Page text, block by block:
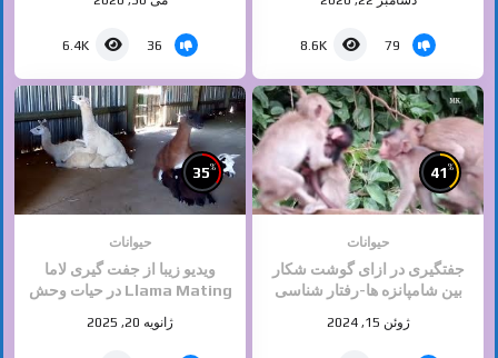
79
8.6K
36
6.4K
41%
حیوانات
جفتگیری در ازای گوشت شکار
بین شامپانزه ها-رفتار شناسی
ژوئن 15, 2024
35%
حیوانات
ویدیو زیبا از جفت گیری لاما
Llama Mating در حیات وحش
حیوانات سایت ایران ۱۶
ژانویه 20, 2025